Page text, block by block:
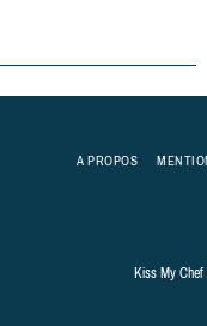
A PROPOS
Kiss My